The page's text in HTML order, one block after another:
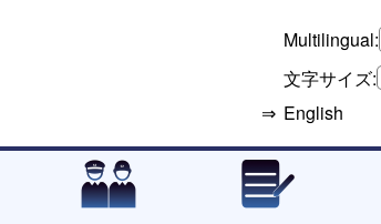
Multilingual:
文字サイズ:
English